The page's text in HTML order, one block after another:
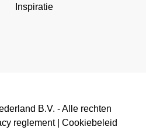
Inspiratie
B.V. - Alle rechten
reglement| Cookiebeleid